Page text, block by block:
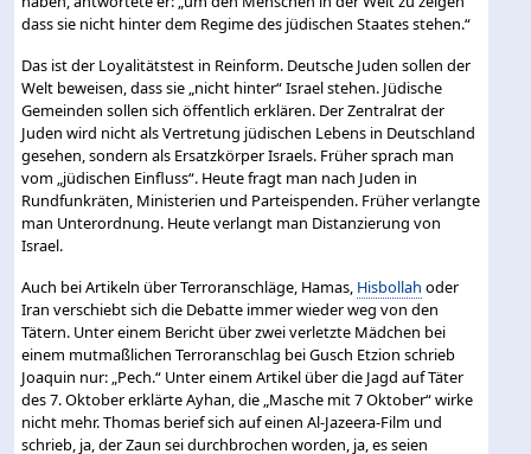
dass sie nicht hinter dem Regime des jüdischen Staates stehen.“
Das ist der Loyalitätstest in Reinform. Deutsche Juden sollen der
Welt beweisen, dass sie „nicht hinter“ Israel stehen. Jüdische
Gemeinden sollen sich öffentlich erklären. Der Zentralrat der
Juden wird nicht als Vertretung jüdischen Lebens in Deutschland
gesehen, sondern als Ersatzkörper Israels. Früher sprach man
vom „jüdischen Einfluss“. Heute fragt man nach Juden in
Rundfunkräten, Ministerien und Parteispenden. Früher verlangte
man Unterordnung. Heute verlangt man Distanzierung von
Israel.
Auch bei Artikeln über Terroranschläge, Hamas, Hisbollah oder
Iran verschiebt sich die Debatte immer wieder weg von den
Tätern. Unter einem Bericht über zwei verletzte Mädchen bei
einem mutmaßlichen Terroranschlag bei Gusch Etzion schrieb
Joaquin nur: „Pech.“ Unter einem Artikel über die Jagd auf Täter
des 7. Oktober erklärte Ayhan, die „Masche mit 7 Oktober“ wirke
nicht mehr. Thomas berief sich auf einen Al-Jazeera-Film und
schrieb, ja, der Zaun sei durchbrochen worden, ja, es seien